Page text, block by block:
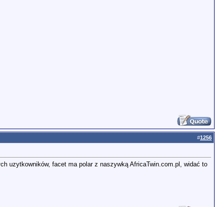
#1256
uzytkowników, facet ma polar z naszywką AfricaTwin.com.pl, widać to